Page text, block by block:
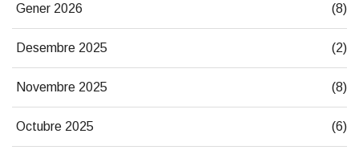
Gener 2026 (8)
Desembre 2025 (2)
Novembre 2025 (8)
Octubre 2025 (6)